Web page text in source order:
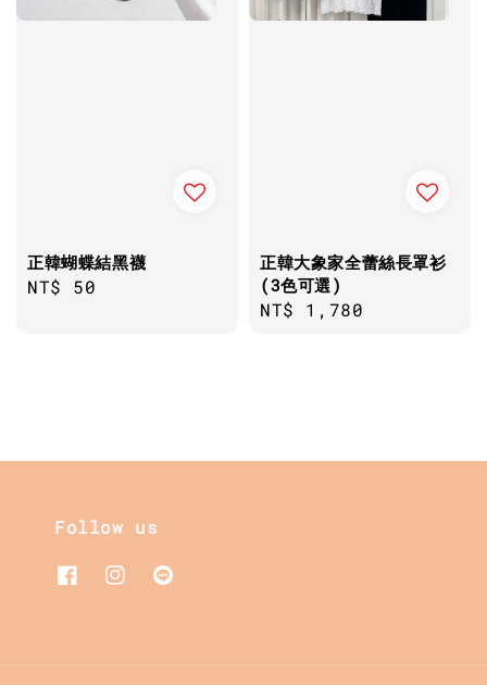
正韓蝴蝶結黑襪
Regular
NT$ 50
正韓大象家全蕾絲長罩衫
(3色可選)
Regular
NT$ 1,780
Follow us